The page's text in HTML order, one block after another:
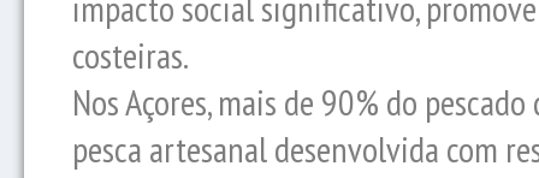
costeiras.
Nos Açores, mais de 90% do
pesca artesanal desenvolvida com